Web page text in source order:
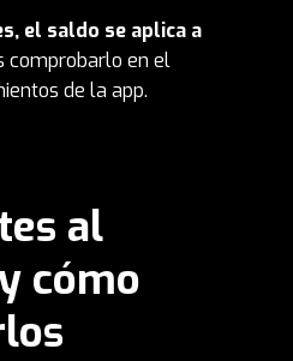
el saldo se aplica a
comprobarlo en el
de la app.
al
cómo